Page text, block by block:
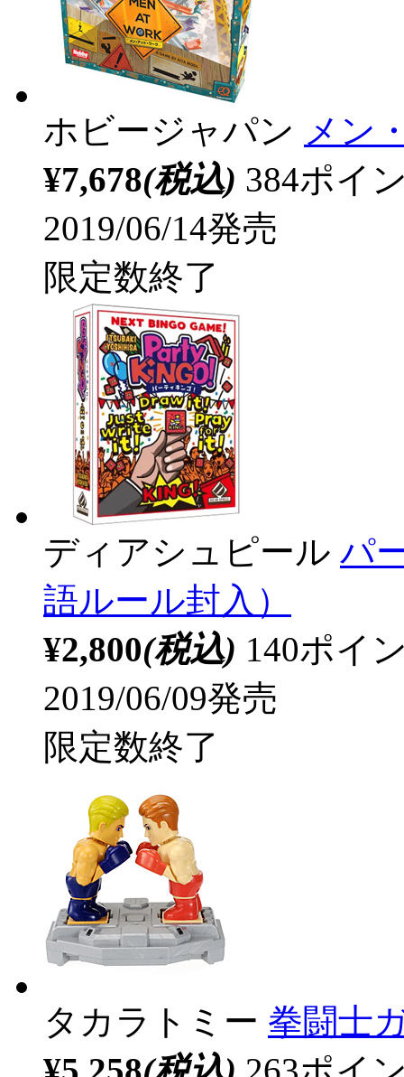
ホビージャパン メン
¥7,678(税込) 384ポイ
2019/06/14発売
限定数終了
ディアシュピール パ
語ルール封入）
¥2,800(税込) 140ポイ
2019/06/09発売
限定数終了
タカラトミー 拳闘士